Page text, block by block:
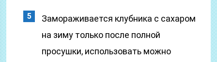
Замораживается клубника с сахаром
на зиму только после полной
просушки, использовать можно